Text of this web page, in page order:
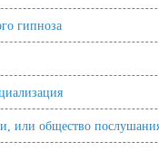
гипноза
или общество